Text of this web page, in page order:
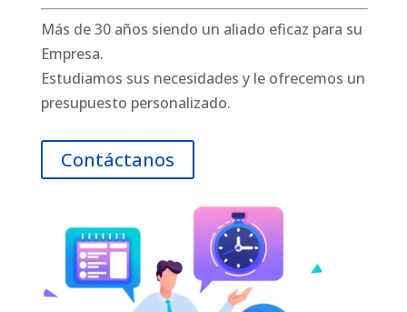
Más de 30 años siendo un aliado eficaz para su
Empresa.
Estudiamos sus necesidades y le ofrecemos un
presupuesto personalizado.
Contáctanos